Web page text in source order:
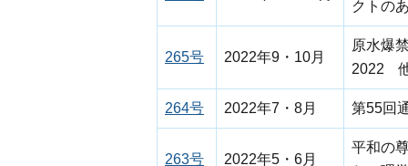
クトの
265号 2022年9・10月
原水爆
2022
264号 2022年7・8月 第55回
263号 2022年5・6月
平和の